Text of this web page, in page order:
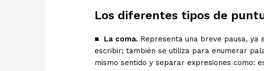
Los diferentes tipos de
■ La coma. Representa una breve pausa, ya
escribir; también se utiliza para enumerar
mismo sentido y separar expresiones como: